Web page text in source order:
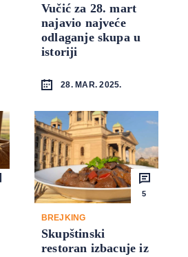
Vučić za 28. mart
najavio najveće
odlaganje skupa u
istoriji
28. MAR. 2025.
5
BREJKING
Skupštinski
restoran izbacuje iz